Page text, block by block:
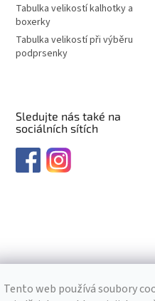
Tento web používá soubory
Tabulka velikostí kalhotky a
boxerky
Tabulka velikostí při výběru
podprsenky
Sledujte nás také na
sociálních sítích